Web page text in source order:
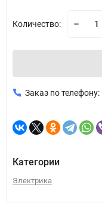
Количество:
Заказ по телефону:
Категории
Электрика